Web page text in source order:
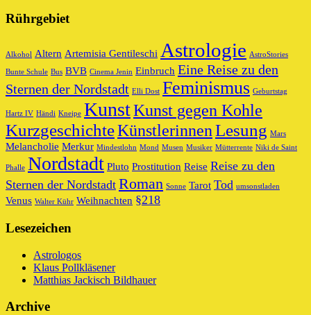
Rührgebiet
Alkohol Altern Artemisia Gentileschi Astrologie AstroStories
Bunte Schule Bus BVB Cinema Jenin Einbruch Eine Reise zu den
Sternen der Nordstadt Elli Dost Feminismus Geburtstag
Hartz IV Händi Kneipe KunstKunst gegen Kohle
KurzgeschichteKünstlerinnenLesung Mars
Melancholie Merkur Mindestlohn Mond Musen Musiker Mütterrente Niki de Saint
Phalle Nordstadt Pluto Prostitution Reise Reise zu den
Sternen der Nordstadt Roman Sonne Tarot Tod umsonstladen
Venus Walter Kühr Weihnachten §218
Lesezeichen
Astrologos
Klaus Pollkläsener
Matthias Jackisch Bildhauer
Archive